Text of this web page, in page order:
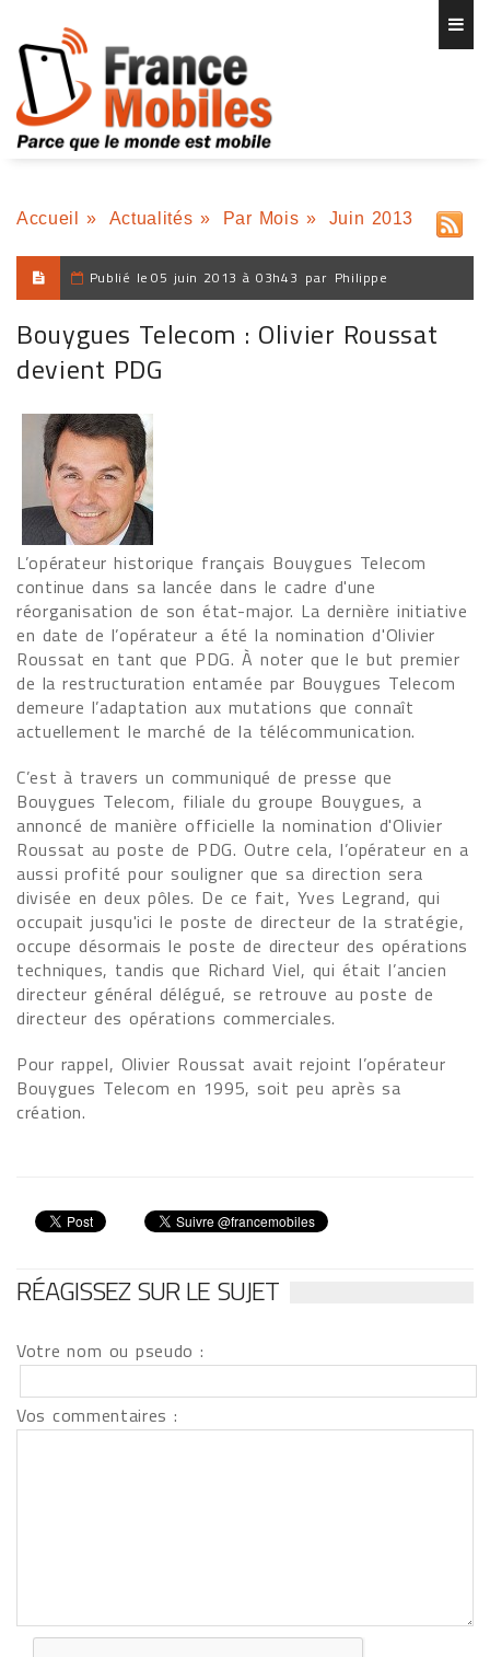
Accueil » Actualités » Par Mois » Juin 2013
Publié le 05 juin 2013 à 03h43 par Philippe
Bouygues Telecom : Olivier Roussat
devient PDG
L’opérateur historique français Bouygues Telecom
continue dans sa lancée dans le cadre d'une
réorganisation de son état-major. La dernière initiative
en date de l’opérateur a été la nomination d'Olivier
Roussat en tant que PDG. À noter que le but premier
de la restructuration entamée par Bouygues Telecom
demeure l’adaptation aux mutations que connaît
actuellement le marché de la télécommunication.
C’est à travers un communiqué de presse que
Bouygues Telecom, filiale du groupe Bouygues, a
annoncé de manière officielle la nomination d'Olivier
Roussat au poste de PDG. Outre cela, l’opérateur en a
aussi profité pour souligner que sa direction sera
divisée en deux pôles. De ce fait, Yves Legrand, qui
occupait jusqu'ici le poste de directeur de la stratégie,
occupe désormais le poste de directeur des opérations
techniques, tandis que Richard Viel, qui était l’ancien
directeur général délégué, se retrouve au poste de
directeur des opérations commerciales.
Pour rappel, Olivier Roussat avait rejoint l’opérateur
Bouygues Telecom en 1995, soit peu après sa
création.
RÉAGISSEZ SUR LE SUJET
Votre nom ou pseudo :
Vos commentaires :